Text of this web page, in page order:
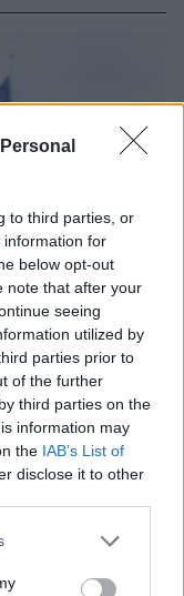
to third parties, or
information for
below opt-out
note that after your
seeing
utilized by
parties prior to
of the further
third parties on the
information may
the IAB’s List of
disclose it to other
or more Google
You may click to
Σαουδικής
Ιράν